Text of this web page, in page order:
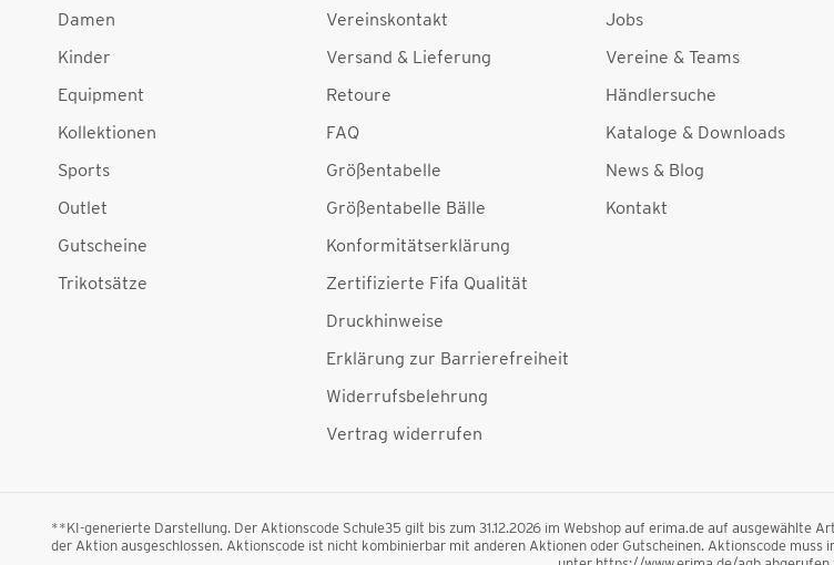
Damen
Kinder
Equipment
Kollektionen
Sports
Outlet
Gutscheine
Trikotsätze
Vereinskontakt
Versand & Lieferung
Retoure
FAQ
Größentabelle
Größentabelle Bälle
Konformitätserklärung
Zertifizierte Fifa Qualität
Druckhinweise
Erklärung zur Barrierefreiheit
Widerrufsbelehrung
Vertrag widerrufen
Jobs
Vereine & Teams
Händlersuche
Kataloge & Downloads
News & Blog
Kontakt
**KI-generierte Darstellung. Der Aktionscode Schule35 gilt bis zum 31.12.2026 im Webshop auf erima.de auf
der Aktion ausgeschlossen. Aktionscode ist nicht kombinierbar mit anderen Aktionen oder Gutscheinen. Aktionscode